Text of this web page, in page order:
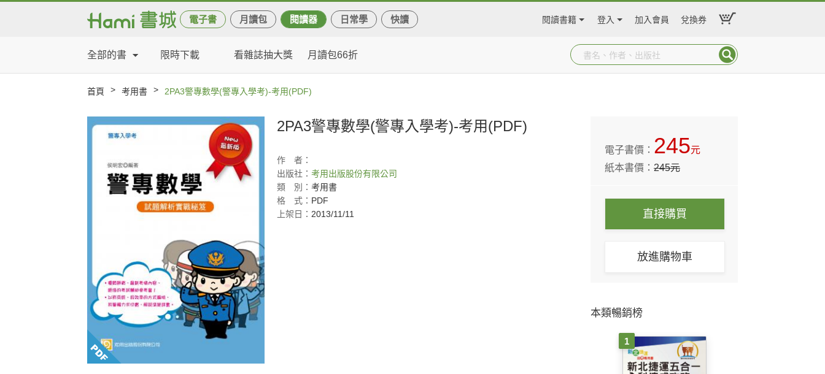
電子書 月讀包 閱讀器 日常學 快讀 閱讀書籍 登入 加入會員 兌換券
全部的書 限時下載 看雜誌抽大獎 月讀包66折
首頁 > 考用書 > 2PA3警專數學(警專入學考)-考用(PDF)
2PA3警專數學(警專入學考)-考用(PDF)
作
者：
出版社： 考用出版股份有限公司
類
別： 考用書
格
式： PDF
上架日： 2013/11/11
電子書價： 245元
紙本書價：245元
直接購買
放進購物車
本類暢銷榜
1